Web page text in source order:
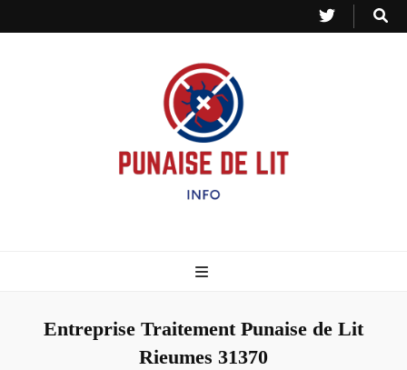
– Info
Entreprise Traitement Punaise de Lit
Rieumes 31370